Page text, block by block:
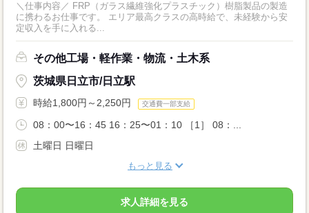
＼仕事内容／ FRP（ガラス繊維強化プラスチック）樹脂製品の製造
に携わるお仕事です。 エリア最高クラスの高時給で、未経験から安
定収入を手に入れる...
その他工場・軽作業・物流・土木系
茨城県日立市/日立駅
時給1,800円～2,250円 交通費一部支給
08：00〜16：45 16：25〜01：10 ［1］ 08：...
土曜日 日曜日
もっと見る
求人詳細を見る